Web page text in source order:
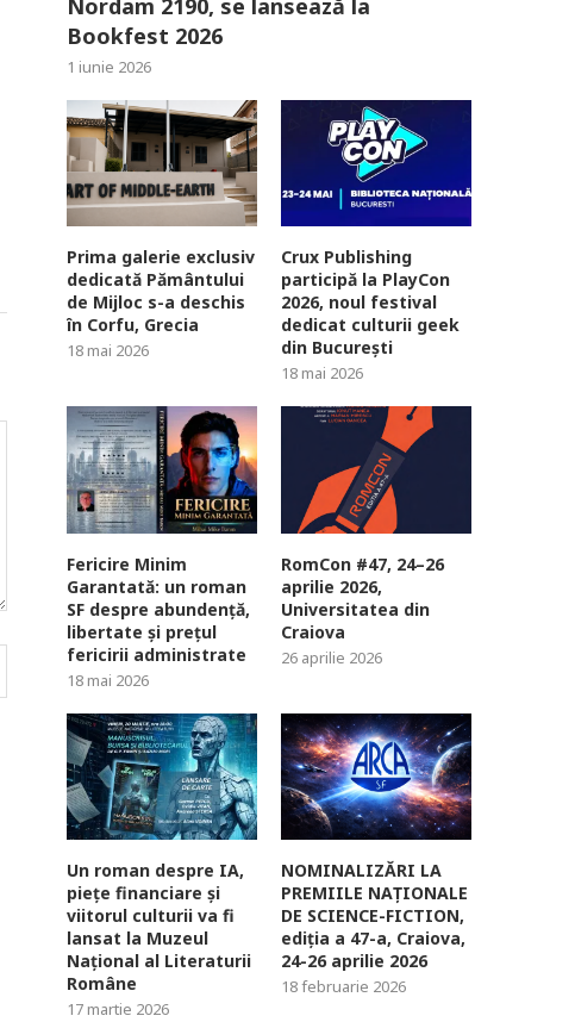
Bookfest 2026
1 iunie 2026
Prima galerie exclusiv
dedicată Pământului
de Mijloc s-a deschis
în Corfu, Grecia
18 mai 2026
Crux Publishing
participă la PlayCon
2026, noul festival
dedicat culturii geek
din București
18 mai 2026
Fericire Minim
Garantată: un roman
SF despre abundență,
libertate și prețul
fericirii administrate
18 mai 2026
RomCon #47, 24–26
aprilie 2026,
Universitatea din
Craiova
26 aprilie 2026
Un roman despre IA,
piețe financiare și
viitorul culturii va fi
lansat la Muzeul
Național al Literaturii
Române
17 martie 2026
NOMINALIZĂRI LA
PREMIILE NAȚIONALE
DE SCIENCE-FICTION,
ediția a 47-a, Craiova,
24-26 aprilie 2026
18 februarie 2026